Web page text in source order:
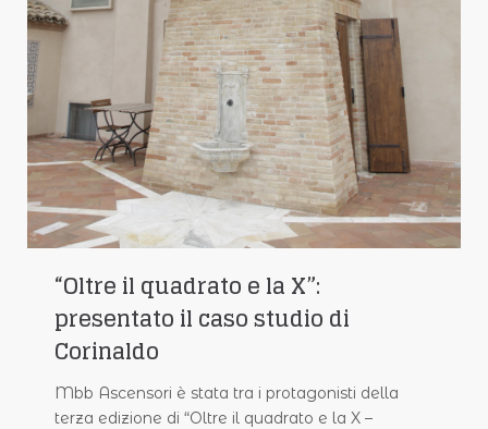
“Oltre il quadrato e la X”:
presentato il caso studio di
Corinaldo
Mbb Ascensori è stata tra i protagonisti della
terza edizione di “Oltre il quadrato e la X –